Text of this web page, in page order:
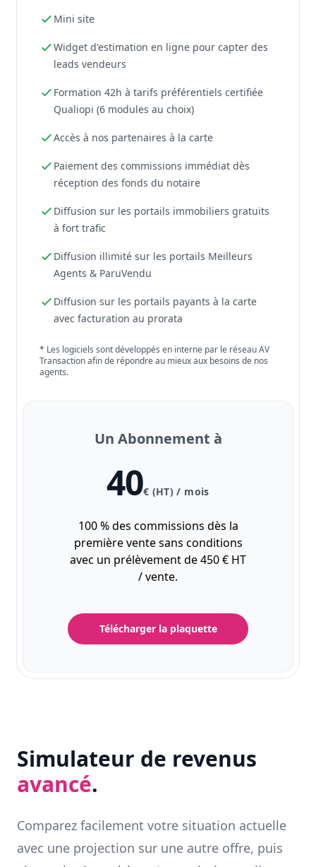
Mini site
Widget d'estimation en ligne pour capter des
leads vendeurs
Formation 42h à tarifs préférentiels certifiée
Qualiopi (6 modules au choix)
Accès à nos partenaires à la carte
Paiement des commissions immédiat dès
réception des fonds du notaire
Diffusion sur les portails immobiliers gratuits
à fort trafic
Diffusion illimité sur les portails Meilleurs
Agents & ParuVendu
Diffusion sur les portails payants à la carte
avec facturation au prorata
* Les logiciels sont développés en interne par le réseau AV
Transaction afin de répondre au mieux aux besoins de nos
agents.
Un Abonnement à
40€ (HT) / mois
100 % des commissions dès la
première vente sans conditions
avec un prélèvement de 450 € HT
/ vente.
Télécharger la plaquette
Simulateur de revenus
avancé.
Comparez facilement votre situation actuelle
avec une projection sur une autre offre, puis